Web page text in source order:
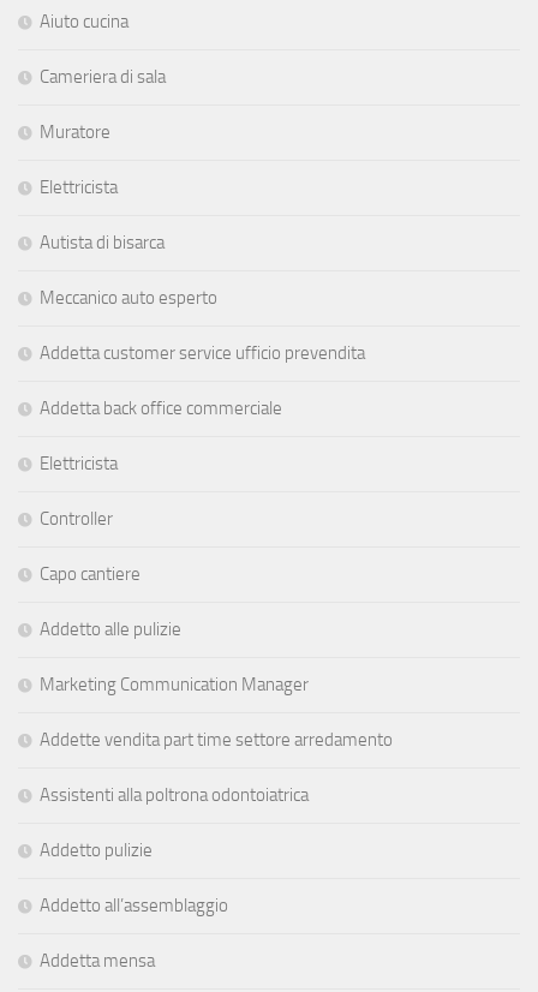
Aiuto cucina
Cameriera di sala
Muratore
Elettricista
Autista di bisarca
Meccanico auto esperto
Addetta customer service ufficio prevendita
Addetta back office commerciale
Elettricista
Controller
Capo cantiere
Addetto alle pulizie
Marketing Communication Manager
Addette vendita part time settore arredamento
Assistenti alla poltrona odontoiatrica
Addetto pulizie
Addetto all’assemblaggio
Addetta mensa